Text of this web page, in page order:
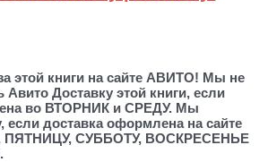
этой книги на сайте АВИТО! Мы не
Доставку этой книги, если
во ВТОРНИК и СРЕДУ. Мы
если доставка оформлена на сайте
ПЯТНИЦУ, СУББОТУ, ВОСКРЕСЕНЬЕ